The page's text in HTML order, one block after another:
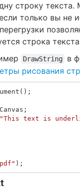
строку
только вы не
строка
DrawString
в
рисования
();
Canvas ;
"This text is
);